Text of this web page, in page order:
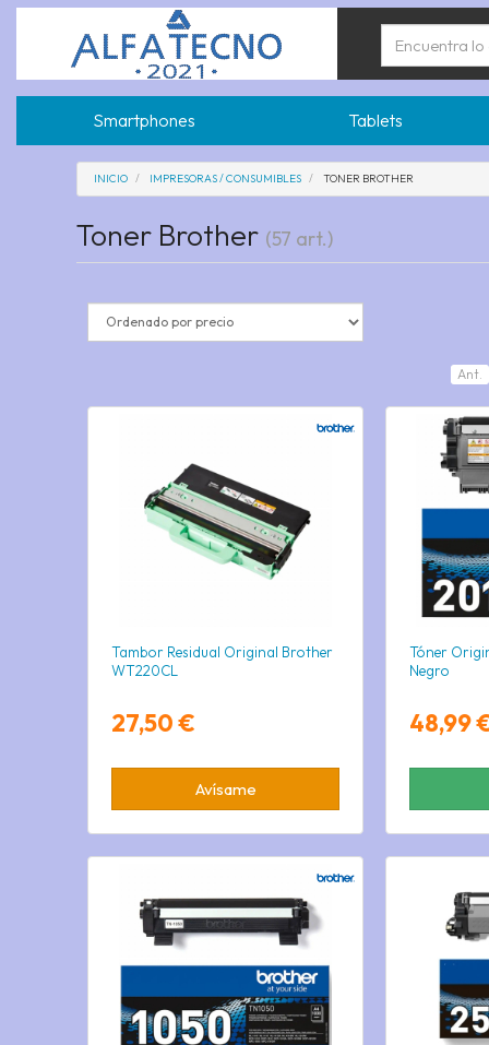
Smartphones Tablets
INICIO IMPRESORAS / CONSUMIBLES TONER BROTHER
Toner Brother (57 art.)
Ant.
Tambor Residual Original Brother
WT220CL
27,50 €
Avísame
Tóner
Negro
48,99